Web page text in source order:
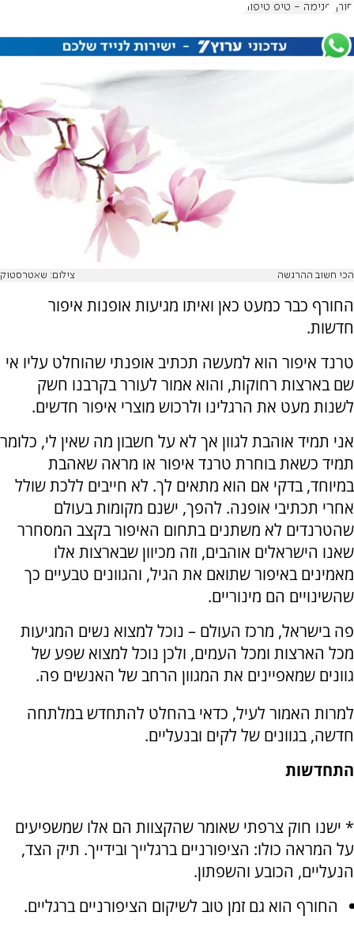
חורף פנימה - טיפ טיפוח
הכי חשוב ההרגשה צילום: שאטרסטוק
החורף כבר כמעט כאן ואיתו מגיעות אופנות איפור
חדשות.
טרנד איפור הוא למעשה תכתיב אופנתי שהוחלט עליו אי
שם בארצות רחוקות, והוא אמור לעורר בקרבנו חשק
לשנות מעט את הרגלינו ולרכוש מוצרי איפור חדשים.
אני תמיד אוהבת לגוון אך לא על חשבון מה שאין לי, כלומר
תמיד כשאת בוחרת טרנד איפור או מראה שאהבת
במיוחד, בדקי אם הוא מתאים לך. לא חייבים ללכת שולל
אחרי תכתיבי אופנה. להפך, ישנם מקומות בעולם
שהטרנדים לא משתנים בתחום האיפור בקצב המסחרר
שאנו הישראלים אוהבים, וזה מכיוון שבארצות אלו
מאמינים באיפור שתואם את הגיל, והגוונים טבעיים כך
שהשינויים הם מינוריים.
פה בישראל, מרכז העולם – נוכל למצוא נשים המגיעות
מכל הארצות ומכל העמים, ולכן נוכל למצוא שפע של
גוונים שמאפיינים את המגוון הרחב של האנשים פה.
למרות האמור לעיל, כדאי בהחלט להתחדש במלתחה
חדשה, בגוונים של לקים ובנעליים.
התחדשות
* ישנו חוק צרפתי שאומר שהקצוות הם אלו שמשפיעים
על המראה כולו: הציפורניים ברגלייך ובידייך. תיק הצד,
הנעליים, הכובע והשפתון.
החורף הוא גם זמן טוב לשיקום הציפורניים ברגליים.